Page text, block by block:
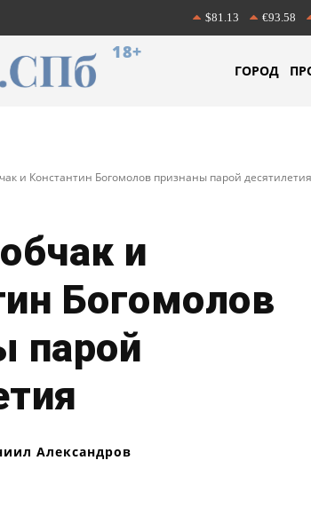
$81.13 €93.58
18+
ГОРОД
и Константин Богомолов признаны парой десятилетия
и
Богомолов
парой
Александров